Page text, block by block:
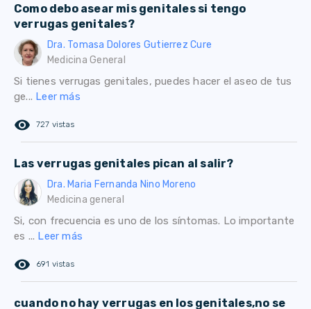
Como debo asear mis genitales si tengo
verrugas genitales?
Dra. Tomasa Dolores Gutierrez Cure
Medicina General
Si tienes verrugas genitales, puedes hacer el aseo de tus
ge... Leer más
remove_red_eye 727 vistas
Las verrugas genitales pican al salir?
Dra. Maria Fernanda Nino Moreno
Medicina general
Si, con frecuencia es uno de los síntomas. Lo importante
es ... Leer más
remove_red_eye 691 vistas
cuando no hay verrugas en los genitales,no se